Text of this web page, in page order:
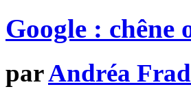
Google : chêne
parAndréa